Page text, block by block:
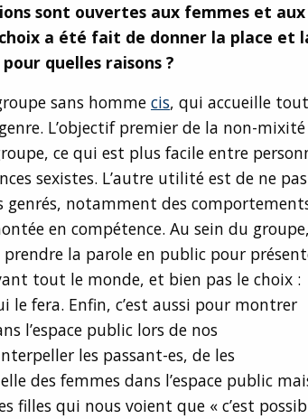
sont ouvertes aux femmes et aux
a été fait de donner la place et
quelles raisons ?
sans homme cis, qui accueille
L’objectif premier de la non-mixité
ce qui est plus facile entre
sexistes. L’autre utilité est de ne pas
notamment des
en compétence. Au sein du groupe,
prendre la parole en public pour
tout le monde, et bien pas le choix :
le fera. Enfin, c’est aussi pour montrer
l’espace public lors de nos
les passant-es, de les
des femmes dans l’espace public
filles qui nous voient que « c’est